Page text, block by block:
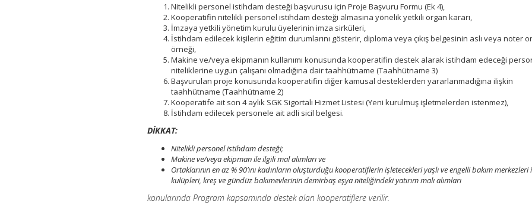
Nitelikli personel istihdam desteği başvurusu için Proje Başvuru Formu (Ek 4),
Kooperatifin nitelikli personel istihdam desteği almasına yönelik yetkili organ kararı,
İmzaya yetkili yönetim kurulu üyelerinin imza sirküleri,
İstihdam edilecek kişilerin eğitim durumlarını gösterir, diploma veya çıkış belgesinin aslı veya noter
örneği,
Makine ve/veya ekipmanın kullanımı konusunda kooperatifin destek alarak istihdam edeceği
niteliklerine uygun çalışanı olmadığına dair taahhütname (Taahhütname 3)
Başvurulan proje konusunda kooperatifin diğer kamusal desteklerden yararlanmadığına ilişkin
taahhütname (Taahhütname 2)
Kooperatife ait son 4 aylık SGK Sigortalı Hizmet Listesi (Yeni kurulmuş işletmelerden istenmez),
İstihdam edilecek personele ait adli sicil belgesi.
DİKKAT:
Nitelikli personel istihdam desteği;
Makine ve/veya ekipman ile ilgili mal alımları ve
Ortaklarının en az % 90’ını kadınların oluşturduğu kooperatiflerin işletecekleri yaşlı ve engelli bakım merkezleri
kulüpleri, kreş ve gündüz bakımevlerinin demirbaş eşya niteliğindeki yatırım malı alımları
konularında Program kapsamında destek alan kooperatiflere verilir.